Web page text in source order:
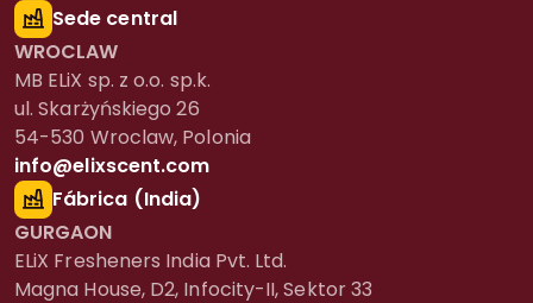
Sede central
WROCLAW
MB ELiX sp. z o.o. sp.k.
ul. Skarżyńskiego 26
54-530 Wroclaw, Polonia
info@elixscent.com
Fábrica (India)
GURGAON
ELiX Fresheners India Pvt. Ltd.
Magna House, D2, Infocity-II, Sektor 33